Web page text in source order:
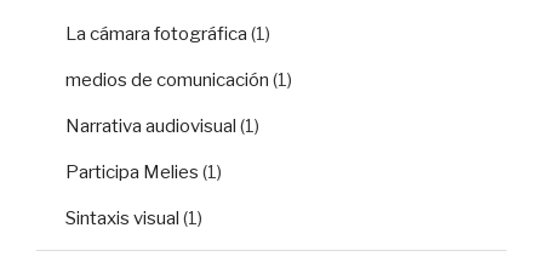
La cámara fotográfica (1)
medios de comunicación (1)
Narrativa audiovisual (1)
Participa Melies (1)
Sintaxis visual (1)